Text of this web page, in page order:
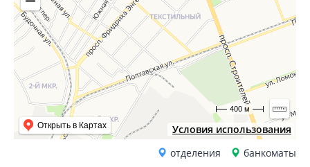
Условия использования
Открыть в Картах
400 м
отделения банкоматы